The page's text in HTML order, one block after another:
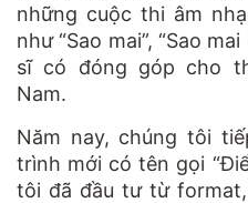
những cuộc thi âm
như “Sao mai”, “Sao
sĩ có đóng góp cho
Nam.
Năm nay, chúng tôi
trình mới có tên gọi
tôi đã đầu tư từ